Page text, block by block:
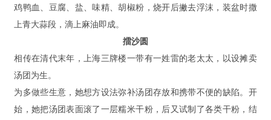
鸡鸭血、豆腐、盐、味精、胡椒粉，烧开后撇去浮沫，装盆时撒
上青大蒜段，滴上麻油即成。
擂沙圆
相传在清代末年，上海三牌楼一带有一姓雷的老太太，以设摊卖
汤团为生。
为多做些生意，她想方设法弥补汤团存放和携带不便的缺陷。开
始，她把汤团表面滚了一层糯米干粉，后又试制了各类干粉，结